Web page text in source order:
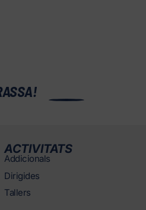
ACTIVITATS
Addicionals
Dirigides
Tallers